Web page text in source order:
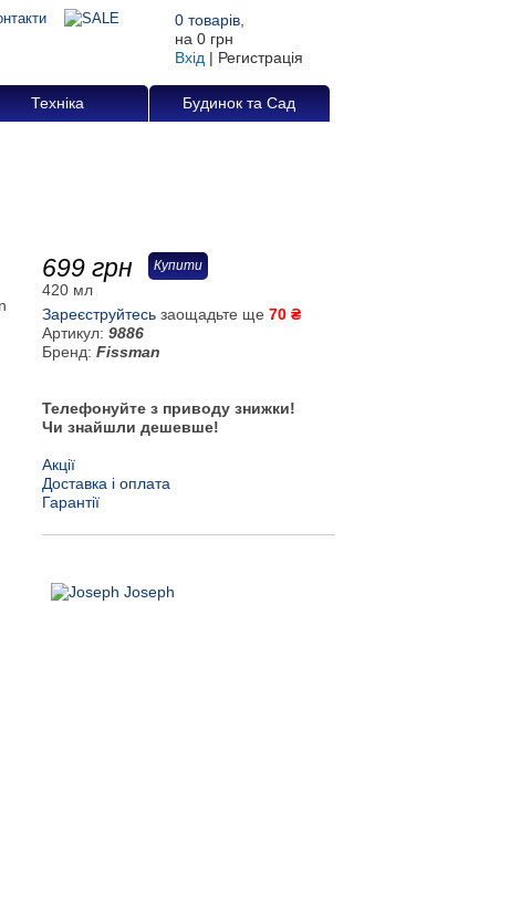
0 товарів
на 0 грн
Вхід | Регистрація
Техніка Будинок та Сад
699 грн Купити
420 мл
Зареєструйтесь заощадьте ще 70 ₴
Артикул: 9886
Бренд: Fissman
Телефонуйте з приводу знижки!
Чи знайшли дешевше!
Акції
Доставка і оплата
Гарантії